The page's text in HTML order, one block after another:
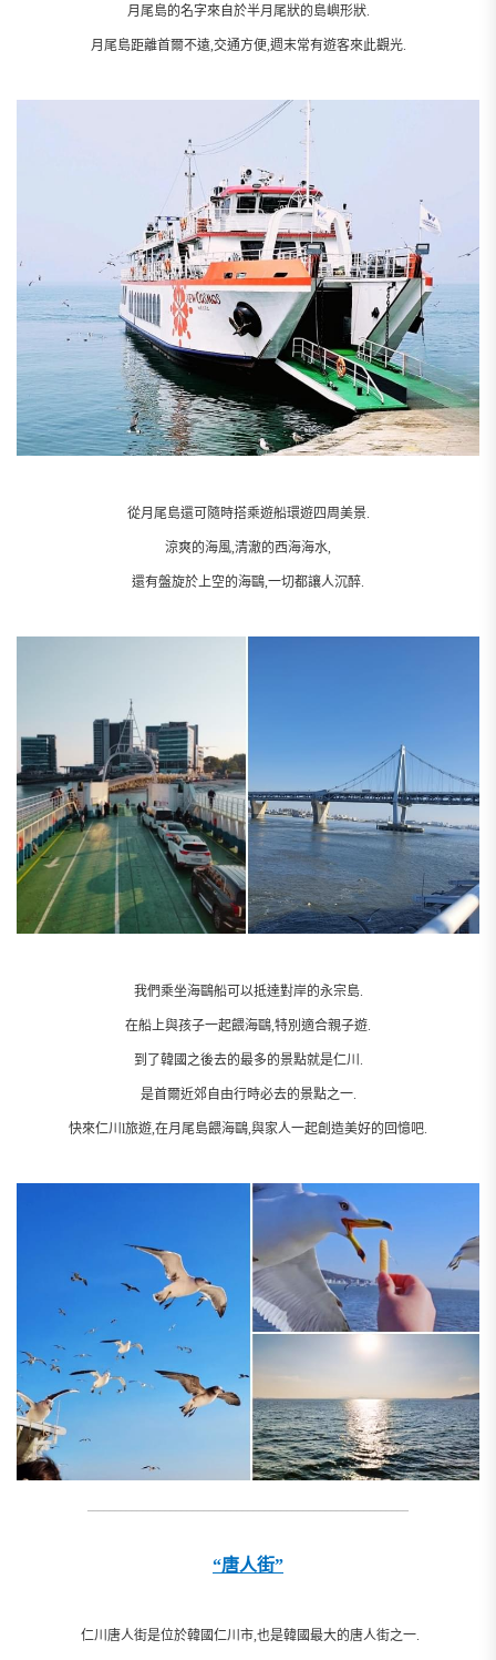
月尾島的名字來自於半月尾狀的島嶼形狀.
月尾島距離首爾不遠,交通方便,週末常有遊客來此觀光.
從月尾島還可隨時搭乘遊船環遊四周美景.
涼爽的海風,清澈的西海海水,
還有盤旋於上空的海鷗,一切都讓人沉醉.
我們乘坐海鷗船可以抵達對岸的永宗島.
在船上與孩子一起餵海鷗,特別適合親子遊.
到了韓國之後去的最多的景點就是仁川.
是首爾近郊自由行時必去的景點之一.
快來仁川l旅遊,在月尾島餵海鷗,與家人一起創造美好的回憶吧.
“唐人街”
仁川唐人街是位於韓國仁川市,也是韓國最大的唐人街之一.